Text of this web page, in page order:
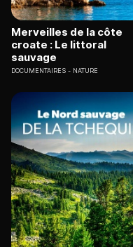
Merveilles de la côte
croate : Le littoral
sauvage
DOCUMENTAIRES NATURE